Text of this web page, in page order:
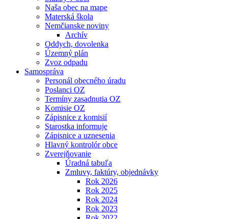
Naša obec na mape
Materská škola
Nemčianske noviny
Archív
Oddych, dovolenka
Územný plán
Zvoz odpadu
Samospráva
Personál obecného úradu
Poslanci OZ
Termíny zasadnutia OZ
Komisie OZ
Zápisnice z komisií
Starostka informuje
Zápisnice a uznesenia
Hlavný kontrolór obce
Zverejňovanie
Úradná tabuľa
Zmluvy, faktúry, objednávky
Rok 2026
Rok 2025
Rok 2024
Rok 2023